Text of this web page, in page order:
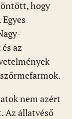
hogy
az
nem azért
Az állatvéső